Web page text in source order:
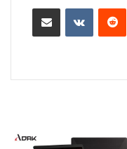
‫پین‌ترست ‫رددیت